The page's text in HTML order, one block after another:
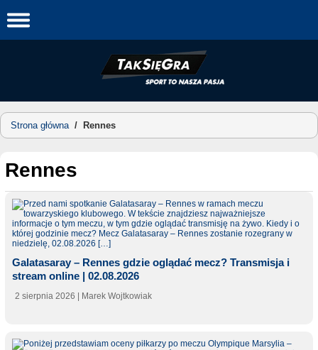
to
Strona główna/ Rennes
Rennes
Galatasaray – Rennes gdzie oglądać mecz? Transmisja i
stream online | 02.08.2026
2 sierpnia 2026 | Marek Wojtkowiak